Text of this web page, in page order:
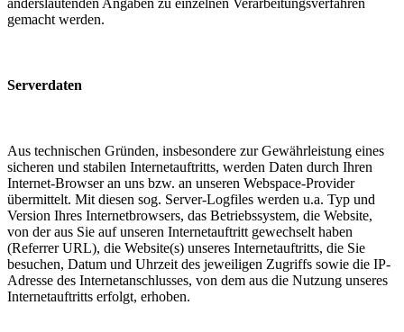
gemacht werden.
Serverdaten
Aus technischen Gründen, insbesondere zur Gewährleistung eines
sicheren und stabilen Internetauftritts, werden Daten durch Ihren
Internet-Browser an uns bzw. an unseren Webspace-Provider
übermittelt. Mit diesen sog. Server-Logfiles werden u.a. Typ und
Version Ihres Internetbrowsers, das Betriebssystem, die Website,
von der aus Sie auf unseren Internetauftritt gewechselt haben
(Referrer URL), die Website(s) unseres Internetauftritts, die Sie
besuchen, Datum und Uhrzeit des jeweiligen Zugriffs sowie die IP-
Adresse des Internetanschlusses, von dem aus die Nutzung unseres
Internetauftritts erfolgt, erhoben.